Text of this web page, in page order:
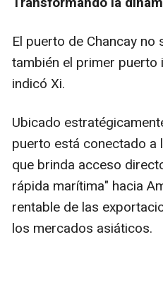
El puerto de Chancay
también el primer puerto
indicó Xi.
Ubicado
puerto está conectado a
que brinda acceso
rápida marítima" hacia
rentable de las
los mercados asiáticos.